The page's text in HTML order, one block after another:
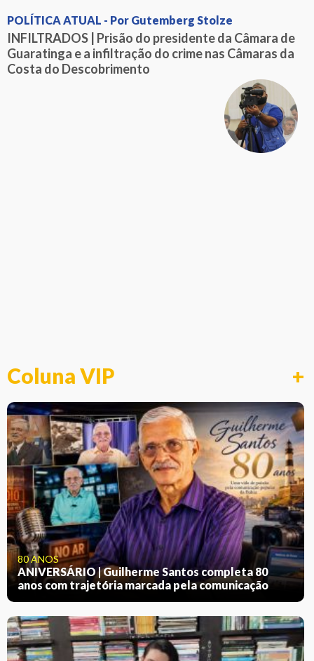
POLÍTICA ATUAL - Por Gutemberg Stolze
INFILTRADOS | Prisão do presidente da Câmara de
Guaratinga e a infiltração do crime nas Câmaras da
Costa do Descobrimento
Coluna VIP +
80 ANOS
ANIVERSÁRIO | Guilherme Santos completa 80
anos com trajetória marcada pela comunicação